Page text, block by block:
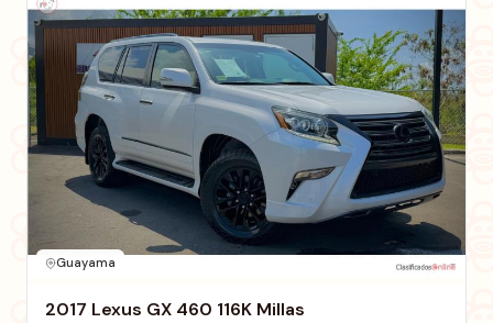
Guayama
2017 Lexus GX 460 116K Millas